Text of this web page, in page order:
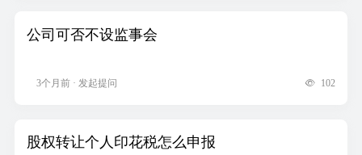
公司可否不设监事会
3个月前 · 发起提问 102
股权转让个人印花税怎么申报